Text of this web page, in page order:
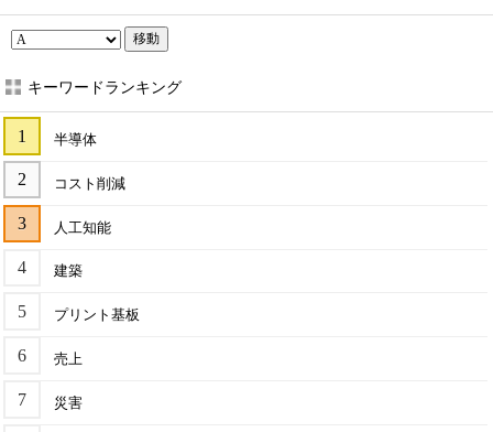
移動
キーワードランキング
半導体
コスト削減
人工知能
建築
プリント基板
売上
災害